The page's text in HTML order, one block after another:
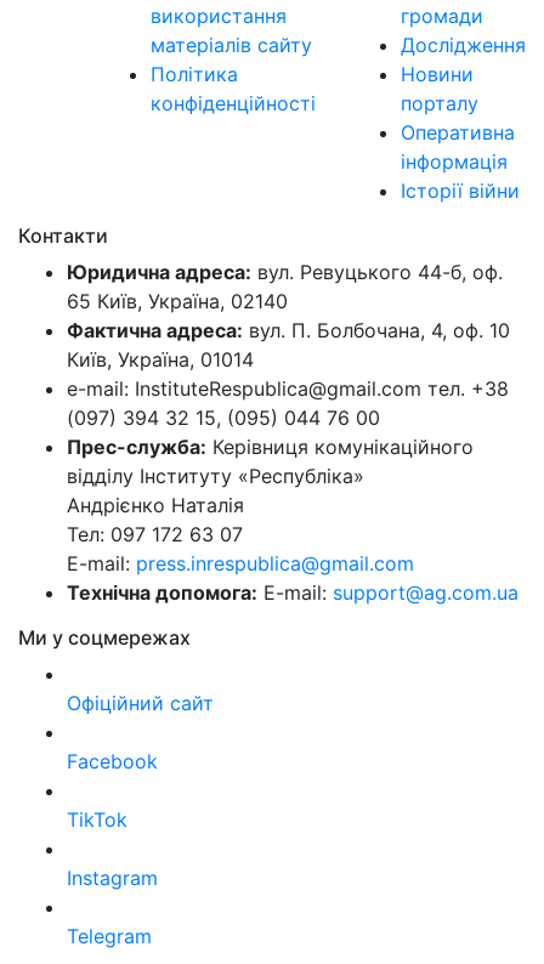
використання
матеріалів сайту
Політика
конфіденційності
громади
Дослідження
Новини
порталу
Оперативна
інформація
Історії війни
Контакти
Юридична адреса: вул. Ревуцького 44-б, оф.
65 Київ, Україна, 02140
Фактична адреса: вул. П. Болбочана, 4, оф. 10
Київ, Україна, 01014
e-mail: InstituteRespublica@gmail.com тел. +38
(097) 394 32 15, (095) 044 76 00
Прес-служба: Керівниця комунікаційного
відділу Інституту «Республіка»
Андрієнко Наталія
Тел: 097 172 63 07
E-mail: press.inrespublica@gmail.com
Технічна допомога: E-mail: support@ag.com.ua
Ми у соцмережах
Офіційний сайт
Facebook
TikTok
Instagram
Telegram